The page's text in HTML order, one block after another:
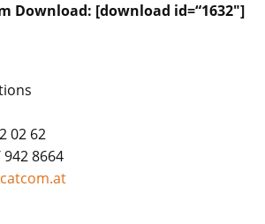
Download: [download id=“1632″]
02 62
8664